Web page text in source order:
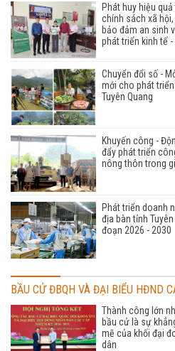
Phát huy hiệu
chính sách xã
bảo đảm an sinh
phát triển kinh tế -
Chuyển đổi số -
mới cho phát
Tuyên Quang
Khuyến công -
đẩy phát triển
nông thôn trong
Phát triển doanh
địa bàn tỉnh
đoạn 2026 - 2030
BẦU CỬ ĐBQH VÀ ĐẠI BIỂU HĐND
Thành công lớn
bầu cử là sự
mẽ của khối đại
dân